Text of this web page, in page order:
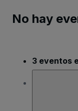
No hay
3 eventos